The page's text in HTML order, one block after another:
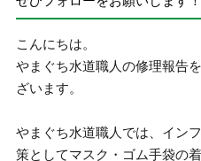
こんにちは。
やまぐち水道職人の修理報告
ざいます。
やまぐち水道職人では、イン
策としてマスク・ゴム手袋の